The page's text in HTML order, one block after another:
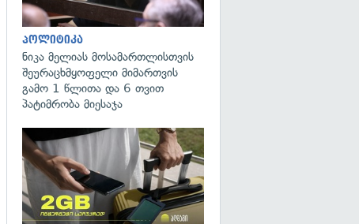
პოლიტიკა
ნიკა მელიას მოსამართლისთვის
შეურაცხმყოფელი მიმართვის
გამო 1 წლითა და 6 თვით
პატიმრობა მიესაჯა